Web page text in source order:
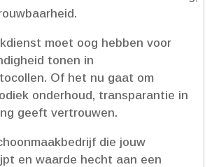
moet oog hebben voor
tonen in
Of het nu gaat om
onderhoud, transparantie in
geeft vertrouwen.​
die jouw
en waarde hecht aan een